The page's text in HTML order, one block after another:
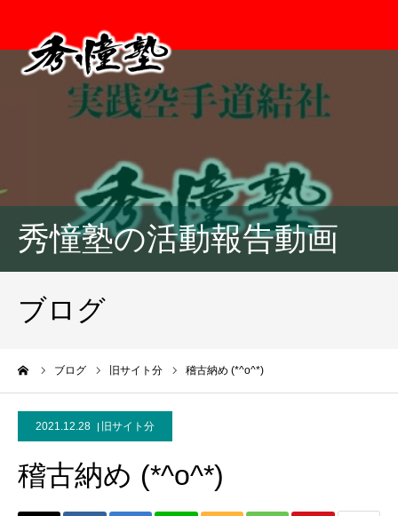
秀憧塾の活動報告動画
ブログ
ブログ 旧サイト分 稽古納め (*^o^*)
2021.12.28 旧サイト分
稽古納め (*^o^*)